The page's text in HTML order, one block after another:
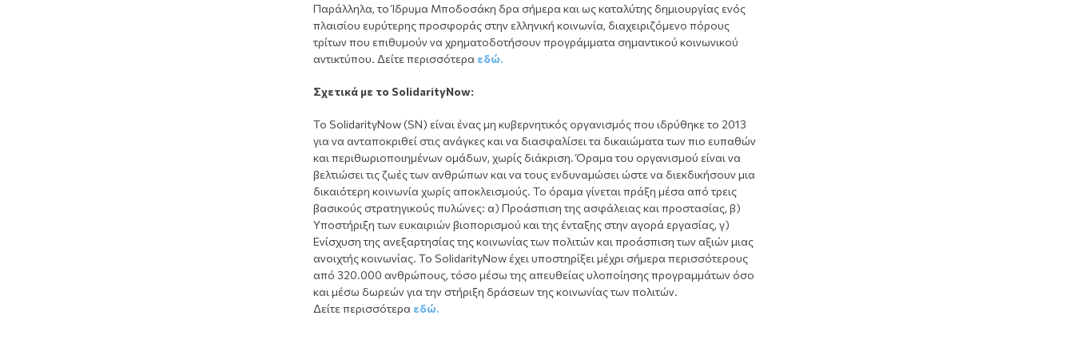
Παράλληλα, το Ίδρυμα Μποδοσάκη δρα σήμερα και ως καταλύτης δημιουργίας ενός
πλαισίου ευρύτερης προσφοράς στην ελληνική κοινωνία, διαχειριζόμενο πόρους
τρίτων που επιθυμούν να χρηματοδοτήσουν προγράμματα σημαντικού κοινωνικού
αντικτύπου. Δείτε περισσότερα εδώ.
Σχετικά με το SolidarityNow:
Το SolidarityNow (SN) είναι ένας μη κυβερνητικός οργανισμός που ιδρύθηκε το 2013
για να ανταποκριθεί στις ανάγκες και να διασφαλίσει τα δικαιώματα των πιο ευπαθών
και περιθωριοποιημένων ομάδων, χωρίς διάκριση. Όραμα του οργανισμού είναι να
βελτιώσει τις ζωές των ανθρώπων και να τους ενδυναμώσει ώστε να διεκδικήσουν μια
δικαιότερη κοινωνία χωρίς αποκλεισμούς. Το όραμα γίνεται πράξη μέσα από τρεις
βασικούς στρατηγικούς πυλώνες: α) Προάσπιση της ασφάλειας και προστασίας, β)
Υποστήριξη των ευκαιριών βιοπορισμού και της ένταξης στην αγορά εργασίας, γ)
Ενίσχυση της ανεξαρτησίας της κοινωνίας των πολιτών και προάσπιση των αξιών μιας
ανοιχτής κοινωνίας. Το SolidarityNow έχει υποστηρίξει μέχρι σήμερα περισσότερους
από 320.000 ανθρώπους, τόσο μέσω της απευθείας υλοποίησης προγραμμάτων όσο
και μέσω δωρεών για την στήριξη δράσεων της κοινωνίας των πολιτών.
Δείτε περισσότερα εδώ.